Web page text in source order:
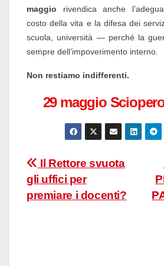
maggio rivendica anche
costo della vita e la difesa dei
scuola, università — perché la
sempre dell’impoverimento interno.
Non restiamo indifferenti.
29 maggio
Navigazione
articoli
Il Rettore svuota
gli uffici per
premiare i docenti?